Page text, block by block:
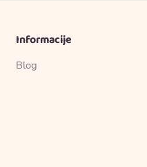
Informacije
Blog